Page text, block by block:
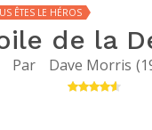
ÊTES LE HÉROS
de la
Par Dave Morris (